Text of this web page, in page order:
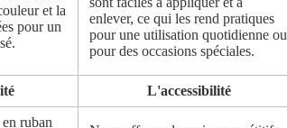
et la
pour un
enlever, ce qui les rend pratiques
pour une utilisation quotidienne ou
pour des occasions spéciales.
L'accessibilité
ruban